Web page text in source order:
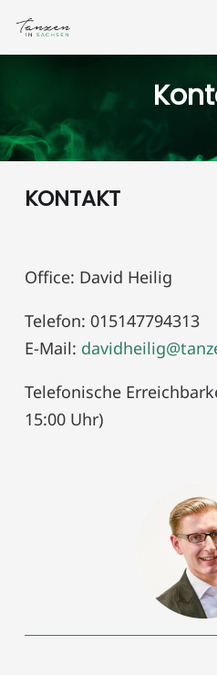
KONTAKT
Office: David Heilig
Telefon: 015147794313
E-Mail:
Telefonische
15:00 Uhr)